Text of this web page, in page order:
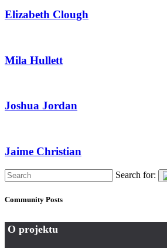
Elizabeth Clough
Mila Hullett
Joshua Jordan
Jaime Christian
Search for:
Community Posts
O projektu